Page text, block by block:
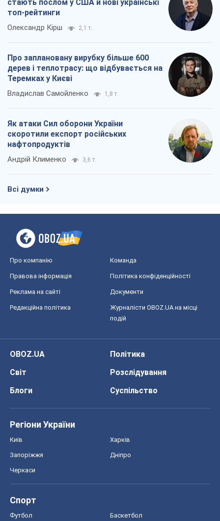
стають послом у США й нові українські
топ-рейтинги
Олександр Кірш 2,1 т.
Про заплановану вирубку більше 600
дерев і теплотрасу: що відбувається на
Теремках у Києві
Владислав Самойленко 1,8 т.
Як атаки Сил оборони України
скоротили експорт російських
нафтопродуктів
Андрій Клименко 3,6 т.
Всі думки
Про компанію Команда
Правова інформація Політика конфіденційності
Реклама на сайті Документи
Редакційна політика
Журналісти OBOZ.UA на місці
подій
OBOZ.UA
Політика
Світ
Розслідування
Блоги
Суспільство
Регіони України
Київ Харків
Запоріжжя Дніпро
Черкаси
Спорт
Футбол Баскетбол